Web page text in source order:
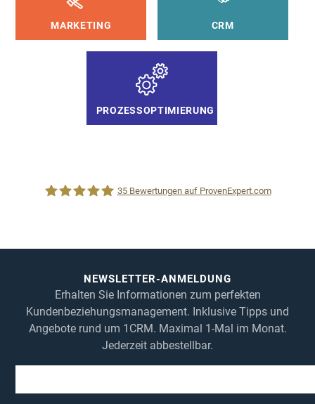
MARKETING CRM
PROZESSOPTIMIERUNG
35Bewertungen auf ProvenExpert.com
NEWSLETTER-ANMELDUNG
Erhalten Sie Informationen zum perfekten
Kundenbeziehungsmanagement. Inklusive Tipps und
Angebote rund um 1CRM. Maximal 1-Mal im Monat.
Jederzeit abbestellbar.